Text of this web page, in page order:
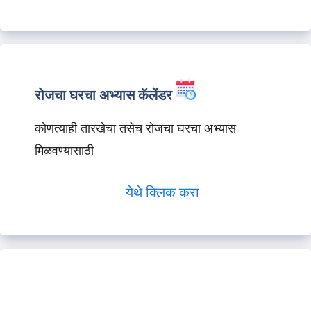
रोजचा घरचा अभ्यास कॅलेंडर
कोणत्याही तारखेचा तसेच रोजचा घरचा अभ्यास
मिळवण्यासाठी
येथे क्लिक करा